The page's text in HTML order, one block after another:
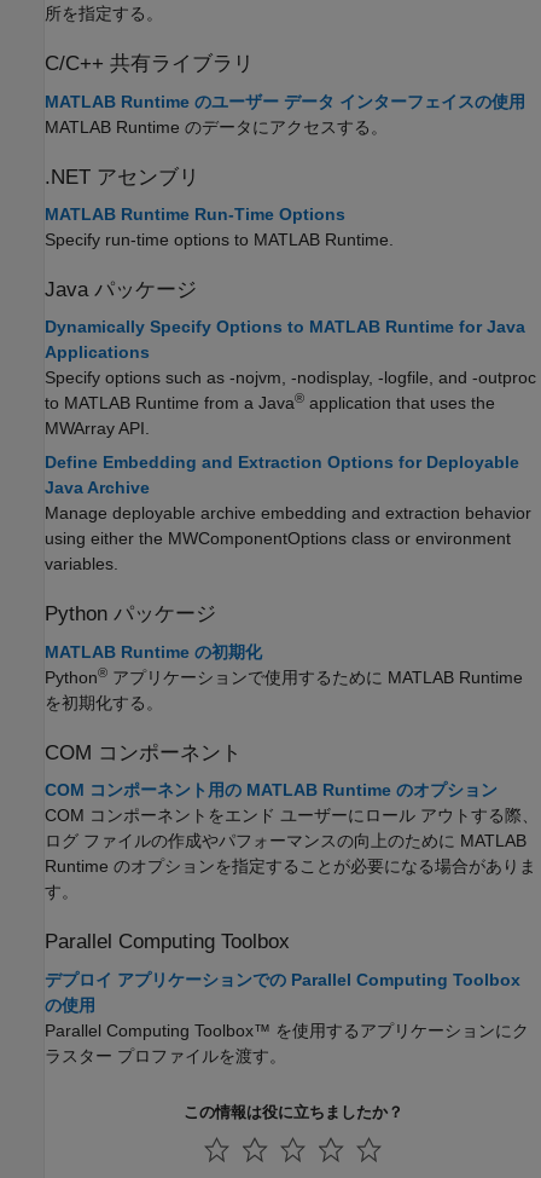
所を指定する。
C/C++ 共有ライブラリ
MATLAB Runtime のユーザー データ インターフェイスの使用
MATLAB Runtime のデータにアクセスする。
.NET アセンブリ
MATLAB Runtime Run-Time Options
Specify run-time options to MATLAB Runtime
Javaパッケージ
Dynamically Specify Options to MATLAB Runtime for Java
Applications
Specify options such as -nojvm, -nodisplay, -logfile, and -outproc
to MATLAB Runtime from a Java® application that uses the
MWArray API.
Define Embedding and Extraction Options for Deployable
Java Archive
Manage deployable archive embedding and extraction behavior
using either the MWComponentOptions class or environment
variables.
Python パッケージ
MATLAB Runtime の初期化
Python® アプリケーションで使用するために MATLAB Runtime
を初期化する。
COM コンポーネント
COM コンポーネント用の MATLAB Runtime のオプション
COM コンポーネントをエンド ユーザーにロール アウトする際、
ログ ファイルの作成やパフォーマンスの向上のために MATLAB
Runtime のオプションを指定することが必要になる場合がありま
す。
Parallel Computing Toolbox
デプロイ アプリケーションでの Parallel Computing Toolbox
の使用
Parallel Computing Toolbox™ を使用するアプリケーションにク
ラスター プロファイルを渡す。
この情報は役に立ちましたか？